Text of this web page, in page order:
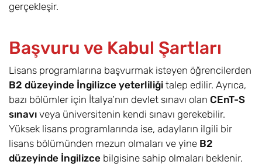
gerçekleşir.
Başvuru ve Kabul Şartları
Lisans programlarına başvurmak isteyen öğrencilerden
B2 düzeyinde İngilizce yeterliliği talep edilir. Ayrıca,
bazı bölümler için İtalya’nın devlet sınavı olan CEnT-S
sınavı veya üniversitenin kendi sınavı gerekebilir.
Yüksek lisans programlarında ise, adayların ilgili bir
lisans bölümünden mezun olmaları ve yine B2
düzeyinde İngilizce bilgisine sahip olmaları beklenir.